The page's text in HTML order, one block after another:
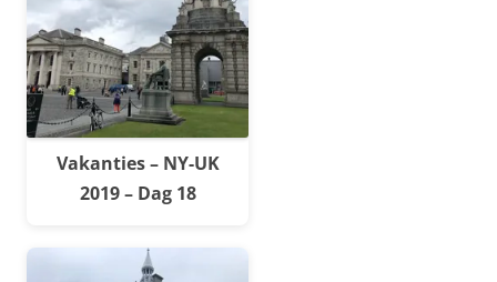
Vakanties – NY-UK
2019 – Dag 18